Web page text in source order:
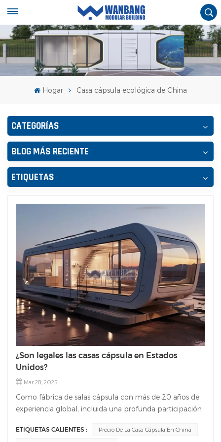
Hogar Casa cápsula ecológica de China
CATEGORÍAS
BLOG MÁS RECIENTE
ETIQUETAS
¿Son legales las casas cápsula en Estados
Unidos?
Mar 28, 2025
Como fábrica de salas cápsula con más de 20 años de
experiencia global, incluida una profunda participación
detallado del entorno legal, las tendencias de la
ETIQUETAS CALIENTES : Precio De La Casa Cápsula En China